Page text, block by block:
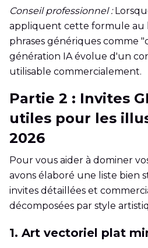
Conseil professionnel :
appliquent cette formule au
phrases génériques comme
génération IA évolue d'un
utilisable commercialement.
Partie 2 : Invites
utiles pour les
2026
Pour vous aider à dominer
avons élaboré une liste bien
invites détaillées et
décomposées par style
1. Art vectoriel plat